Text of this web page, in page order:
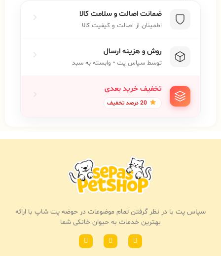
ضمانت اصالت و سلامت کالا
اطمینان از اصالت و کیفیت کالا
روش و هزینه ارسال
توسط سپاس پت • وابسته به سبد
تخفیف خرید بعدی
20 درصد تخفیف
سپاس پت با در نظر گرفتن تمام موضوعات در حوضه پت شاپ با ارائه
بهترین خدمات به حیوان خانکی شما